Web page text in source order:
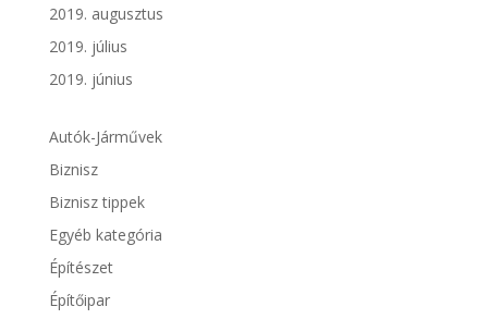
2019. augusztus
2019. július
2019. június
Autók-Járművek
Biznisz
Biznisz tippek
Egyéb kategória
Építészet
Építőipar